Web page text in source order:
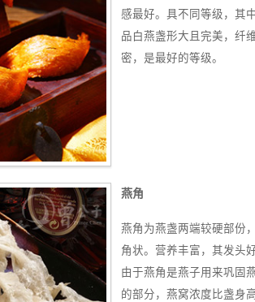
感最好。具不同等级，其
品白燕盏形大且完美，纤
密，是最好的等级。
燕角
燕角为燕盏两端较硬部份
角状。营养丰富，其发头好
由于燕角是燕子用来巩固
的部分，燕窝浓度比盏身高